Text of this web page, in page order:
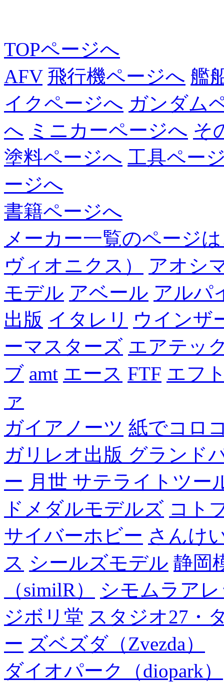
TOPページへ
AFV 飛行機ページへ 艦
イクページへ ガンダム
へ ミニカーページへ そ
塗料ページへ 工具ペー
ージへ
書籍ページへ
メーカー一覧のページ
ヴィオニクス）
アオシ
モデル アベール アルパ
出版 イタレリ ウインザ
ーマスターズ エアテッ
ブ amt エース FTF エフ
ァ
ガイアノーツ 紙でコロ
ガリレオ出版 グランド
ー 月世 サテライトツー
ドメダルモデルズ コト
サイバーホビー さんけ
ス シールズモデル 静岡
（similR）
シモムラア
ジボリ堂 スタジオ27・
ー ズベズダ（Zvezda）
ダイオパーク（diopark）